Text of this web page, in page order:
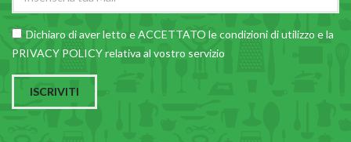
Dichiaro di aver letto e ACCETTATO lecondizioni di utilizzo e la
PRIVACY POLICY relativa al vostro servizio
ISCRIVITI